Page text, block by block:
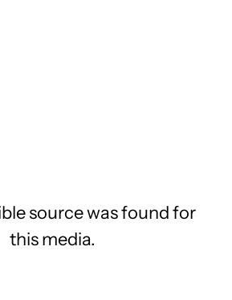
source was found for
this media.